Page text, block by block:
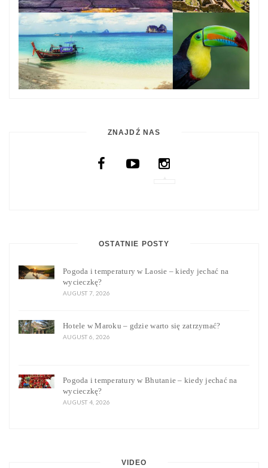
ZNAJDŹ NAS
OSTATNIE POSTY
Pogoda i temperatury w Laosie – kiedy jechać na
wycieczkę?
AUGUST 7, 2026
Hotele w Maroku – gdzie warto się zatrzymać?
AUGUST 6, 2026
Pogoda i temperatury w Bhutanie – kiedy jechać na
wycieczkę?
AUGUST 4, 2026
VIDEO